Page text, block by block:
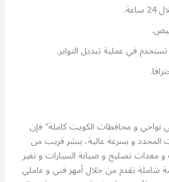
في عملية تبديل التواير.
نواحي و محافظات الكويت كاملة” فإن
و بسرعة عالية، بنشر قريب من
معدات تصليح و صيانة السيارات و تغير
شاملة تقدم من خلال أمهر فني و عاملي